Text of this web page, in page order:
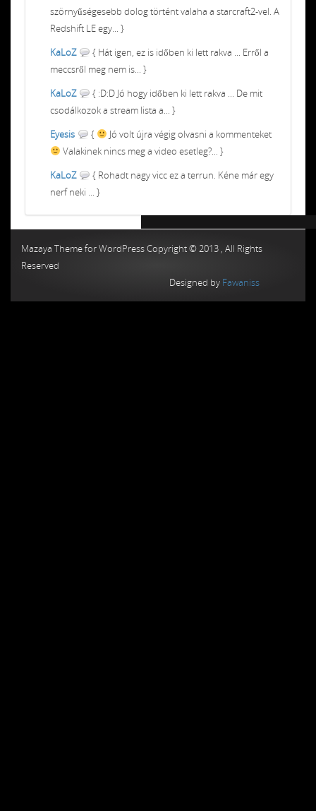
szörnyűségesebb dolog történt valaha a starcraft2-vel. A
Redshift LE egy... }
KaLoZ
{ Hát igen, ez is időben ki lett rakva ... Erről a
meccsről meg nem is... }
KaLoZ
{ :D:D Jó hogy időben ki lett rakva ... De mit
csodálkozok a stream lista a... }
Eyesis
{
Jó volt újra végig olvasni a kommenteket
Valakinek nincs meg a video esetleg?... }
KaLoZ
{ Rohadt nagy vicc ez a terrun. Kéne már egy
nerf neki ... }
Mazaya Theme for WordPress Copyright © 2013 , All Rights
Reserved
Designed by Fawaniss